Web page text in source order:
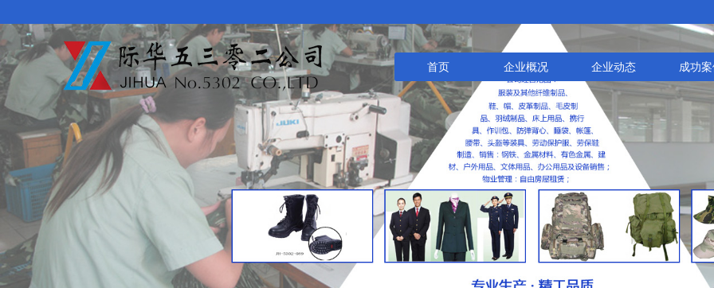
首页 企业概况 企业动态 成功